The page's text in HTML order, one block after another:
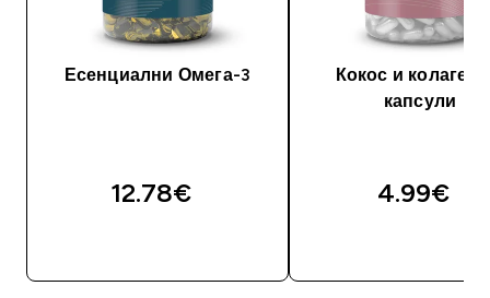
Есенциални Омега-3
12.78€‎
Кокос и колаген
капсули
4.99€‎